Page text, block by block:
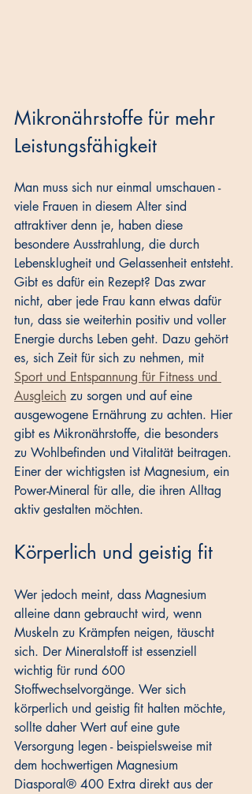
Mikronährstoffe für mehr
Leistungsfähigkeit
Man muss sich nur einmal umschauen -
viele Frauen in diesem Alter sind
attraktiver denn je, haben diese
besondere Ausstrahlung, die durch
Lebensklugheit und Gelassenheit entsteht.
Gibt es dafür ein Rezept? Das zwar
nicht, aber jede Frau kann etwas dafür
tun, dass sie weiterhin positiv und voller
Energie durchs Leben geht. Dazu gehört
es, sich Zeit für sich zu nehmen, mit
Sport und Entspannung für Fitness und
Ausgleich zu sorgen und auf eine
ausgewogene Ernährung zu achten. Hier
gibt es Mikronährstoffe, die besonders
zu Wohlbefinden und Vitalität beitragen.
Einer der wichtigsten ist Magnesium, ein
Power-Mineral für alle, die ihren Alltag
aktiv gestalten möchten.
Körperlich und geistig fit
Wer jedoch meint, dass Magnesium
alleine dann gebraucht wird, wenn
Muskeln zu Krämpfen neigen, täuscht
sich. Der Mineralstoff ist essenziell
wichtig für rund 600
Stoffwechselvorgänge. Wer sich
körperlich und geistig fit halten möchte,
sollte daher Wert auf eine gute
Versorgung legen - beispielsweise mit
dem hochwertigen Magnesium
Diasporal® 400 Extra direkt aus der